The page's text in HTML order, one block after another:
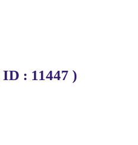
ID : 11447 )